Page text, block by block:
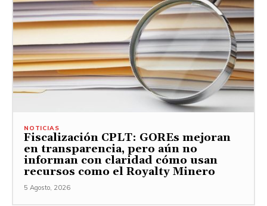
NOTICIAS
Fiscalización CPLT: GOREs mejoran
en transparencia, pero aún no
informan con claridad cómo usan
recursos como el Royalty Minero
5 Agosto, 2026